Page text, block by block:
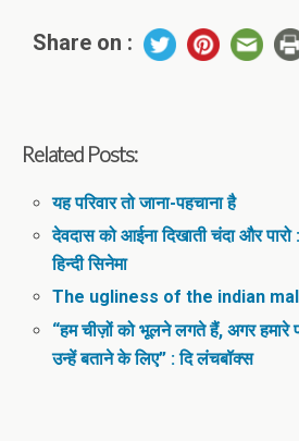
Share on :
Related Posts:
यह परिवार तो जाना-पहचाना है
देवदास को आईना दिखाती चंदा और पारो
हिन्दी सिनेमा
The ugliness of the indian
“हम चीज़ों को भूलने लगते हैं, अगर हमारे
उन्हें बताने के लिए” : दि लंचबॉक्स